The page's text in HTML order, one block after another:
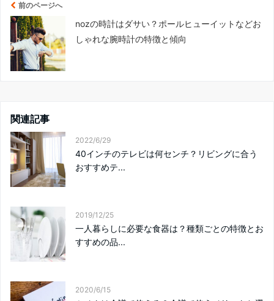
前のページへ
nozの時計はダサい？ポールヒューイットなどお
しゃれな腕時計の特徴と傾向
関連記事
2022/6/29
40インチのテレビは何センチ？リビングに合う
おすすめテ...
2019/12/25
一人暮らしに必要な食器は？種類ごとの特徴とお
すすめの品...
2020/6/15